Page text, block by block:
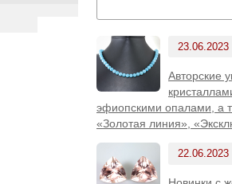
23.06.2023
Авторские
эфиопскими опалами, а
«Золотая линия»,
22.06.2023